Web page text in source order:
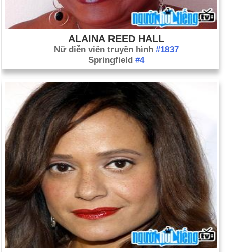
ALAINA REED HALL
Nữ diễn viên truyền hình #1837
Springfield #4